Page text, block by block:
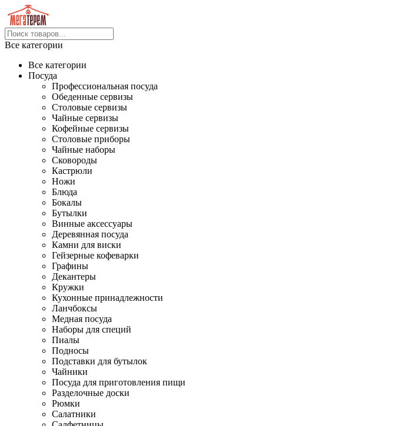
Все категории
Все категории
Посуда
Профессиональная посуда
Обеденные сервизы
Столовые сервизы
Чайные сервизы
Кофейные сервизы
Столовые приборы
Чайные наборы
Сковороды
Кастрюли
Ножи
Блюда
Бокалы
Бутылки
Винные аксессуары
Деревянная посуда
Камни для виски
Гейзерные кофеварки
Графины
Декантеры
Кружки
Кухонные принадлежности
Ланчбоксы
Медная посуда
Наборы для специй
Пиалы
Подносы
Подставки для бутылок
Чайники
Посуда для приготовления пищи
Разделочные доски
Рюмки
Салатники